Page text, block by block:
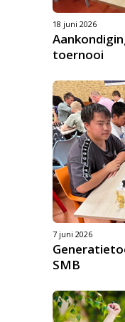
18 juni 2026
toernooi
7 juni 2026
SMB